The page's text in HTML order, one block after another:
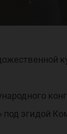
эгидой